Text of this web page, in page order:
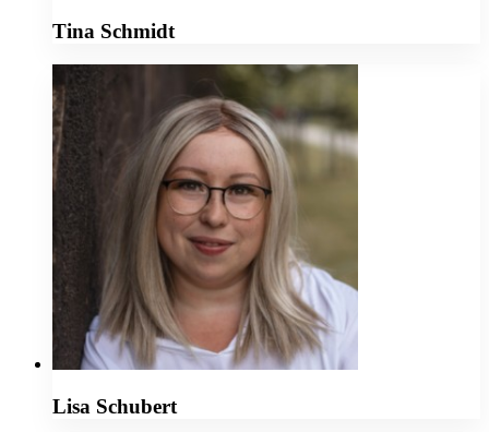
Tina Schmidt
Lisa Schubert